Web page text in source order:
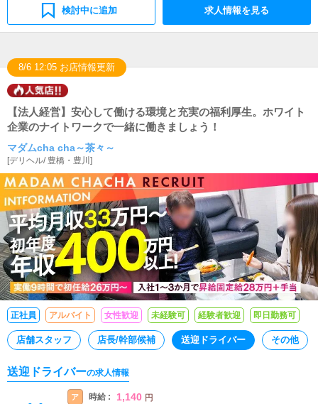
検討中に追加 求人情報を見る
8/6 12:05 お店情報更新
【法人経営】安心して働ける環境と充実の福利厚生。ホワイト
企業のナイトワークで一緒に働きましょう！
マダムcha cha～茶々～
[デリヘル/ 豊橋・豊川 ]
正社員 アルバイト 女性歓迎 未経験可 経験者歓迎 即日勤務可
店舗スタッフ 店長/幹部候補 送迎ドライバー その他
送迎ドライバーの求人情報
ア 時給 : 1,140 円